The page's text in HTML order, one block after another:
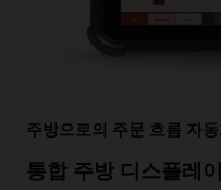
주방으로의 주문 흐름 자
통합 주방 디스플레